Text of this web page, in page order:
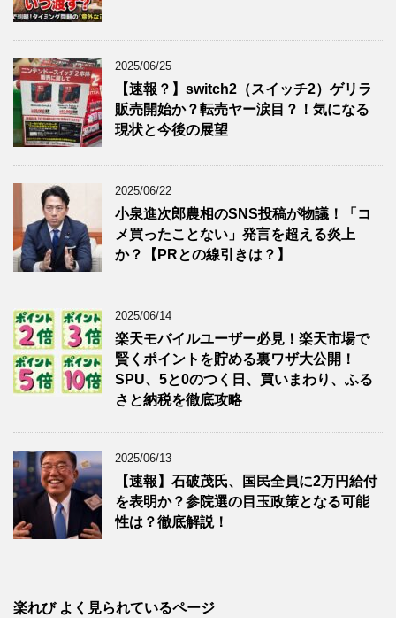
2025/06/25
【速報？】switch2（スイッチ2）ゲリラ
販売開始か？転売ヤー涙目？！気になる
現状と今後の展望
2025/06/22
小泉進次郎農相のSNS投稿が物議！「コ
メ買ったことない」発言を超える炎上
か？【PRとの線引きは？】
2025/06/14
楽天モバイルユーザー必見！楽天市場で
賢くポイントを貯める裏ワザ大公開！
SPU、5と0のつく日、買いまわり、ふる
さと納税を徹底攻略
2025/06/13
【速報】石破茂氏、国民全員に2万円給付
を表明か？参院選の目玉政策となる可能
性は？徹底解説！
楽れび よく見られているページ